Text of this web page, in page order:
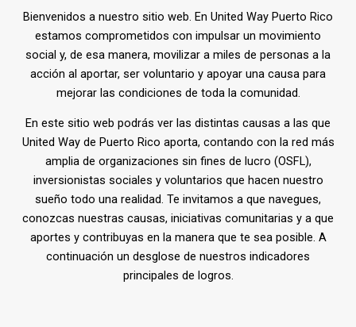
Bienvenidos a nuestro sitio web. En United Way Puerto Rico
estamos comprometidos con impulsar un movimiento
social y, de esa manera, movilizar a miles de personas a la
acción al aportar, ser voluntario y apoyar una causa para
mejorar las condiciones de toda la comunidad.
En este sitio web podrás ver las distintas causas a las que
United Way de Puerto Rico aporta, contando con la red más
amplia de organizaciones sin fines de lucro (OSFL),
inversionistas sociales y voluntarios que hacen nuestro
sueño todo una realidad. Te invitamos a que navegues,
conozcas nuestras causas, iniciativas comunitarias y a que
aportes y contribuyas en la manera que te sea posible. A
continuación un desglose de nuestros indicadores
principales de logros.